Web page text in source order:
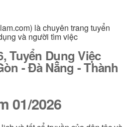
là chuyên trang tuyển
và người tìm việc
Tuyển Dụng Việc
- Đà Nẵng - Thành
01/2026